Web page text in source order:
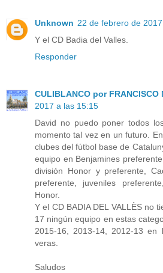
Unknown 22 de febrero de
Y el CD Badia del Valles.
Responder
CULIBLANCO por FRANCISCO
2017 a las 15:15
David no puedo poner todos
momento tal vez en un futuro.
clubes del fútbol base de
equipo en Benjamines
división Honor y preferente,
preferente, juveniles
Honor.
Y el CD BADIA DEL VALLÈS no
17 ningún equipo en estas
2015-16, 2013-14, 2012-13
veras.
Saludos